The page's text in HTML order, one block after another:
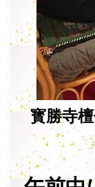
寳勝寺